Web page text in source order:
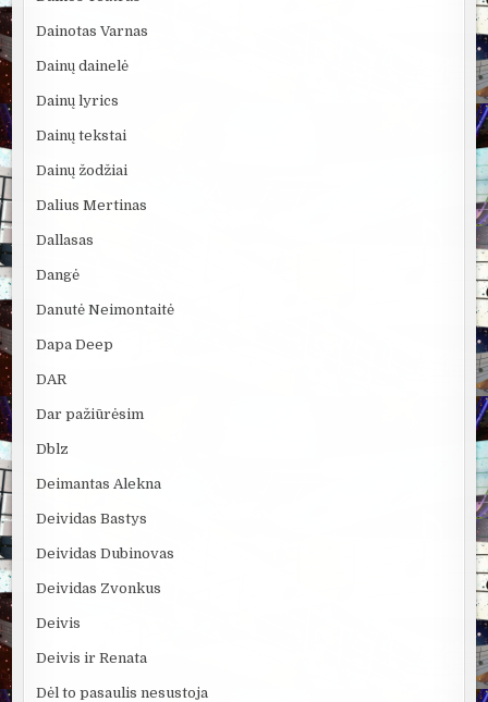
Dainotas Varnas
Dainų dainelė
Dainų lyrics
Dainų tekstai
Dainų žodžiai
Dalius Mertinas
Dallasas
Dangė
Danutė Neimontaitė
Dapa Deep
DAR
Dar pažiūrėsim
Dblz
Deimantas Alekna
Deividas Bastys
Deividas Dubinovas
Deividas Zvonkus
Deivis
Deivis ir Renata
Dėl to pasaulis nesustoja